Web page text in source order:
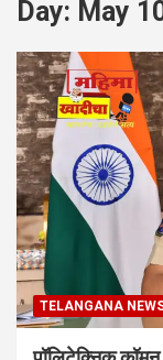
Day: May
TELANGANA